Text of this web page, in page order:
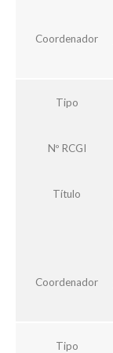
Coordenador
Tipo
Nº RCGI
Título
Coordenador
Tipo